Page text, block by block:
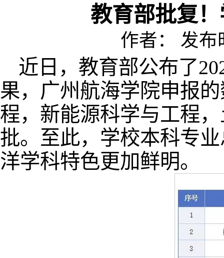
教育部批复
作者： 发布
近日，教育部公布了
果，广州航海学院申报
程，新能源科学与工程
批。至此，学校本科专
洋学科特色更加鲜明。